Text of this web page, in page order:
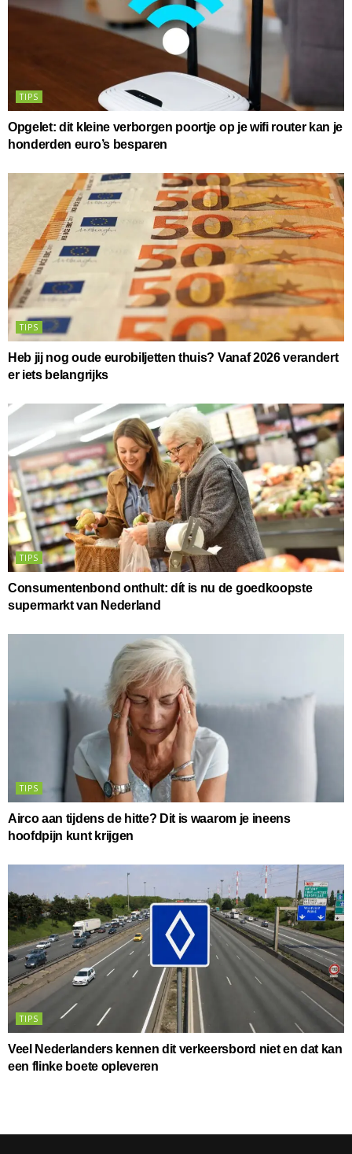
TIPS
Opgelet: dit kleine verborgen poortje op je wifi router kan je
honderden euro’s besparen
TIPS
Heb jij nog oude eurobiljetten thuis? Vanaf 2026 verandert
er iets belangrijks
TIPS
Consumentenbond onthult: dít is nu de goedkoopste
supermarkt van Nederland
TIPS
Airco aan tijdens de hitte? Dit is waarom je ineens
hoofdpijn kunt krijgen
TIPS
Veel Nederlanders kennen dit verkeersbord niet en dat kan
een flinke boete opleveren